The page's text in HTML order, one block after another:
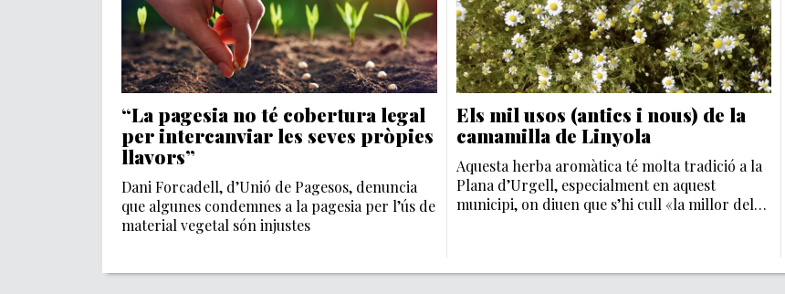
“La pagesia no té cobertura legal
per intercanviar les seves pròpies
llavors”
Dani Forcadell, d’Unió de Pagesos, denuncia
que algunes condemnes a la pagesia per l’ús de
material vegetal són injustes
Els mil usos (antics i nous) de la
camamilla de Linyola
Aquesta herba aromàtica té molta tradició a la
Plana d’Urgell, especialment en aquest
municipi, on diuen que s’hi cull «la millor del